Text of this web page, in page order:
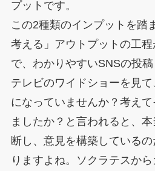
プットです。
この2種類のインプットを踏
考える」アウトプットの工
で、わかりやすいSNSの投
テレビのワイドショーを見
になっていませんか？考え
ましたか？と言われると、
断し、意見を構築している
りますよね。ソクラテスか